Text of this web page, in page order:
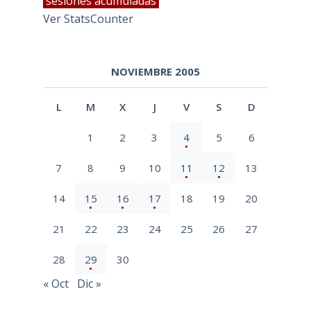
Ver StatsCounter
NOVIEMBRE 2005
L M X J V S D
1 2 3 4 5 6
7 8 9 10 11 12 13
14 15 16 17 18 19 20
21 22 23 24 25 26 27
28 29 30
« Oct Dic »